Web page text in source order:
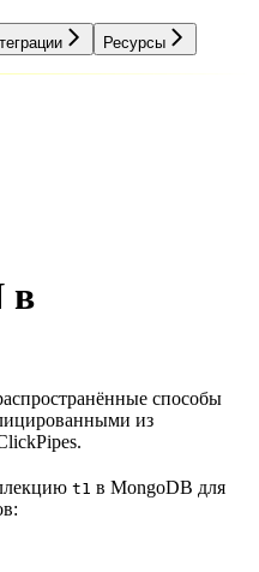
Ресурсы
в
способы
из
t1 в MongoDB для